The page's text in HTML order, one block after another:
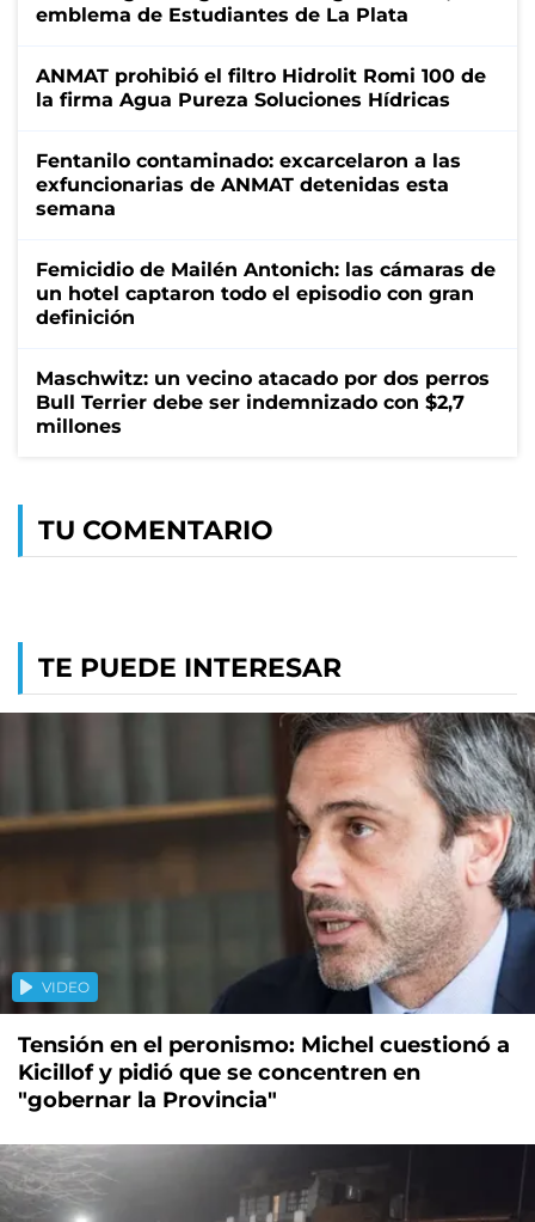
emblema de Estudiantes de La Plata
ANMAT prohibió el filtro Hidrolit Romi 100 de
la firma Agua Pureza Soluciones Hídricas
Fentanilo contaminado: excarcelaron a las
exfuncionarias de ANMAT detenidas esta
semana
Femicidio de Mailén Antonich: las cámaras de
un hotel captaron todo el episodio con gran
definición
Maschwitz: un vecino atacado por dos perros
Bull Terrier debe ser indemnizado con $2,7
millones
TU COMENTARIO
TE PUEDE INTERESAR
VIDEO
Tensión en el peronismo: Michel cuestionó a
Kicillof y pidió que se concentren en
"gobernar la Provincia"